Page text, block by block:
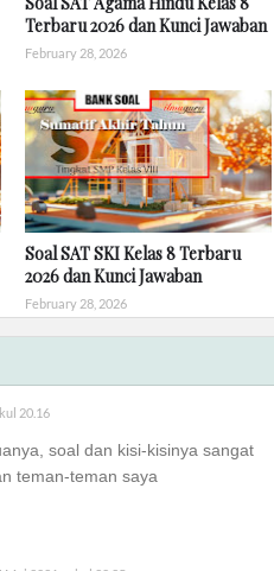
Terbaru 2026 dan Kunci Jawaban
February 28, 2026
Soal SAT SKI Kelas 8 Terbaru
2026 dan Kunci Jawaban
February 28, 2026
20.16
soal dan kisi-kisinya sangat
teman-teman saya